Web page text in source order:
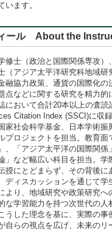
います。
ィール About the
修士（政治と国際関係専攻）
（アジア太平洋研究科地域研
融協力政策、通貨の国際化の
点などに関する研究を精力的
において合計20本以上の査
Citation Index (SSCI)に収
家社会科学基金、日本学術振
プロジェクトを担当。教育面
、「アジア太平洋の国際関係
」など幅広い科目を担当。学
授にとどまらず、その背後に
ディスカッションを通じて学
より、地域研究や政策研究へ
な学習能力を持つ次世代の人
うした理念を基に、実際の事
自らの視点を広げ、未来のリ